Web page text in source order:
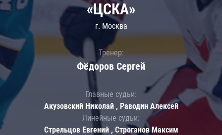
«ЦСКА»
г. Москва
Тренер:
Фёдоров Сергей
Главные судьи:
Акузовский Николай , Раводин Алексей
Линейные судьи:
Стрельцов Евгений , Строганов Максим